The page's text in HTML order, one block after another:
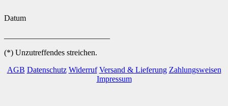
Datum
(*) Unzutreffendes streichen.
AGB Datenschutz Widerruf Versand & Lieferung Zahlungsweisen
Impressum